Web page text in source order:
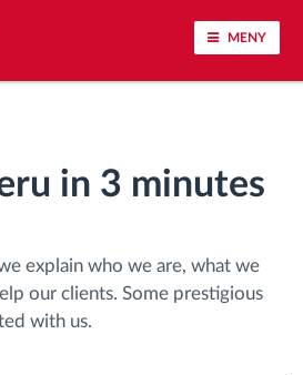
MENY
in 3 minutes
explain who we are, what we
our clients. Some prestigious
with us.